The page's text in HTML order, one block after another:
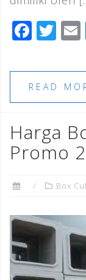
F
c
e
b
o
o
k
T
tt
e
r
l
READ
Harga
Promo
Box